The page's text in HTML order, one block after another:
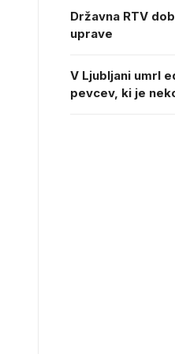
Državna RTV
uprave
V Ljubljani umrl
pevcev, ki je